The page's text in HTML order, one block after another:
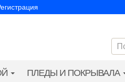
ПЛЕДЫ И ПОКРЫВАЛА